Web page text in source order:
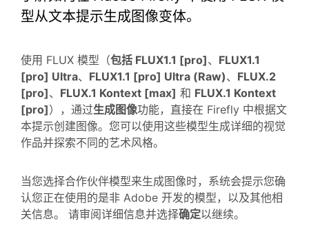
型从文本提示生成图像变体。
使用 FLUX 模型（包括 FLUX1.1 [pro]、 FLUX1.1
[pro] Ultra、 FLUX1.1 [pro] Ultra (Raw)、 FLUX.2
[pro]、 FLUX.1 Kontext [max] 和 FLUX.1 Kontext
[pro]），通过生成图像功能，直接在 Firefly 中根据文
本提示创建图像。您可以使用这些模型生成详细的视觉
作品并探索不同的艺术风格。
当您选择合作伙伴模型来生成图像时，系统会提示您确
认您正在使用的是非 Adobe 开发的模型，以及其他相
关信息。 请审阅详细信息并选择确定以继续。